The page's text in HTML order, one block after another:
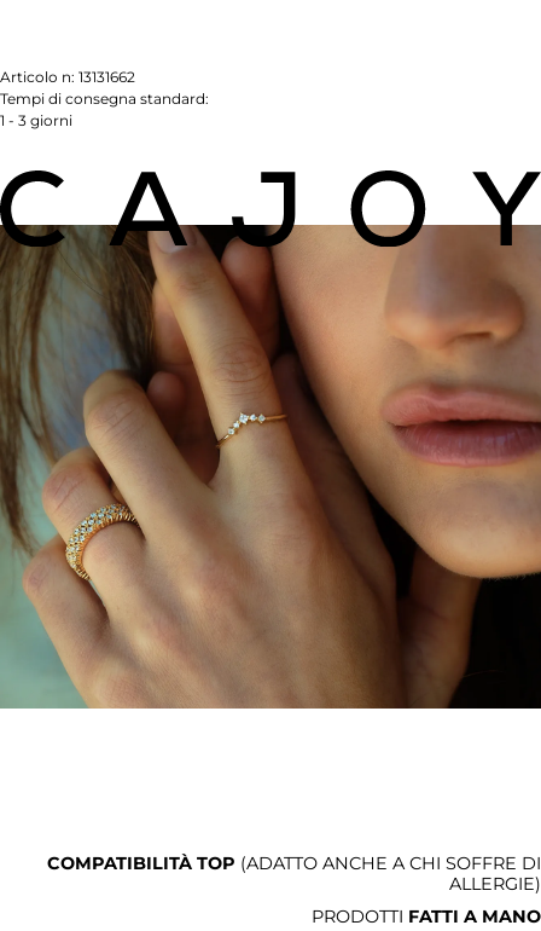
Articolo n: 13131662
Tempi di consegna standard:
1 - 3 giorni
COMPATIBILITÀ TOP (ADATTO ANCHE A CHI SOFFRE DI
ALLERGIE)
PRODOTTI FATTI A MANO